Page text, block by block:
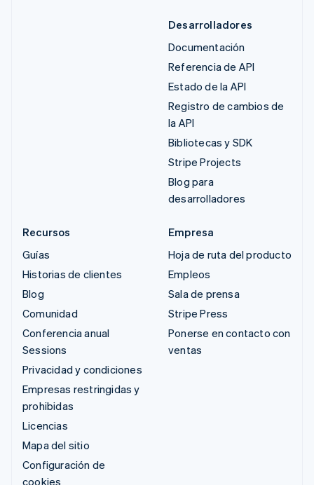
Desarrolladores
Documentación
Referencia de API
Estado de la API
Registro de cambios de
la API
Bibliotecas y SDK
Stripe Projects
Blog para
desarrolladores
Recursos
Guías
Historias de clientes
Blog
Comunidad
Conferencia anual
Sessions
Privacidad y condiciones
Empresas restringidas y
prohibidas
Licencias
Mapa del sitio
Configuración de
cookies
Empresa
Hoja de ruta del producto
Empleos
Sala de prensa
Stripe Press
Ponerse en contacto con
ventas